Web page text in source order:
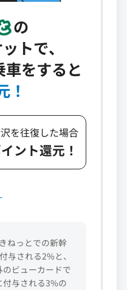
の
トで、
をすると
！
を往復した場合
ント還元！
ねっとでの新幹
与される2%と、
ビューカードで
与される3%の